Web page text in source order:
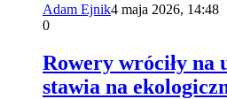
Adam Ejnik4 maja 2026, 14:48
0
Rowery wróciły na
stawia na